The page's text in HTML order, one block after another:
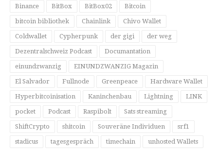
Binance BitBox BitBox02 Bitcoin
bitcoin bibliothek Chainlink Chivo Wallet
Coldwallet Cypherpunk der gigi der weg
Dezentralschweiz Podcast Documantation
einundzwanzig EINUNDZWANZIG Magazin
El Salvador Fullnode Greenpeace Hardware Wallet
Hyperbitcoinisation Kaninchenbau Lightning LINK
pocket Podcast Raspibolt Sats streaming
ShiftCrypto shitcoin Souveräne Individuen srf1
stadicus tagesgespräch timechain unhosted Wallets